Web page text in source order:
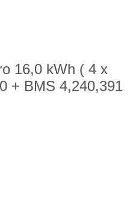
16,0 kWh ( 4 x
+ BMS 4,240,391